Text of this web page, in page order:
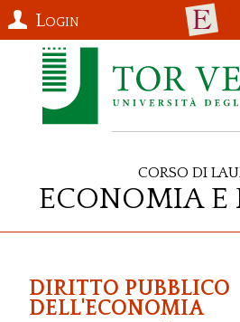
Login
Corso di
Economia
DIRITTO PUBBLICO
DELL'ECONOMIA